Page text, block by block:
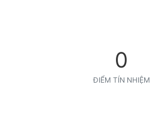
0
ĐIỂM TÍN NHIỆM